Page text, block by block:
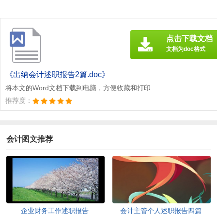
《出纳会计述职报告2篇.doc》
将本文的Word文档下载到电脑，方便收藏和打印
推荐度：
点击下载文档
文档为doc格式
会计图文推荐
企业财务工作述职报告 会计主管个人述职报告四篇